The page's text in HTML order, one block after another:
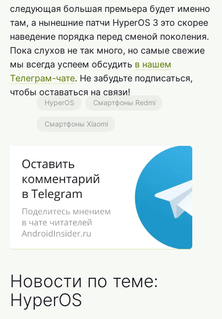
следующая большая премьера будет именно
там, а нынешние патчи HyperOS 3 это скорее
наведение порядка перед сменой поколения.
Пока слухов не так много, но самые свежие
мы всегда успеем обсудить в нашем
Телеграм-чате. Не забудьте подписаться,
чтобы оставаться на связи!
HyperOS Смартфоны Redmi
Смартфоны Xiaomi
Новости по теме:
HyperOS